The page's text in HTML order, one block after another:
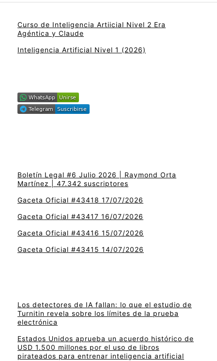
Curso de Inteligencia Artiicial Nivel 2 Era
Agéntica y Claude
Inteligencia Artificial Nivel 1 (2026)
Boletín Legal #6 Julio 2026 | Raymond Orta
Martínez | 47.342 suscriptores
Gaceta Oficial #43418 17/07/2026
Gaceta Oficial #43417 16/07/2026
Gaceta Oficial #43416 15/07/2026
Gaceta Oficial #43415 14/07/2026
Los detectores de IA fallan: lo que el estudio de
Turnitin revela sobre los límites de la prueba
electrónica
Estados Unidos aprueba un acuerdo histórico de
USD 1.500 millones por el uso de libros
pirateados para entrenar inteligencia artificial